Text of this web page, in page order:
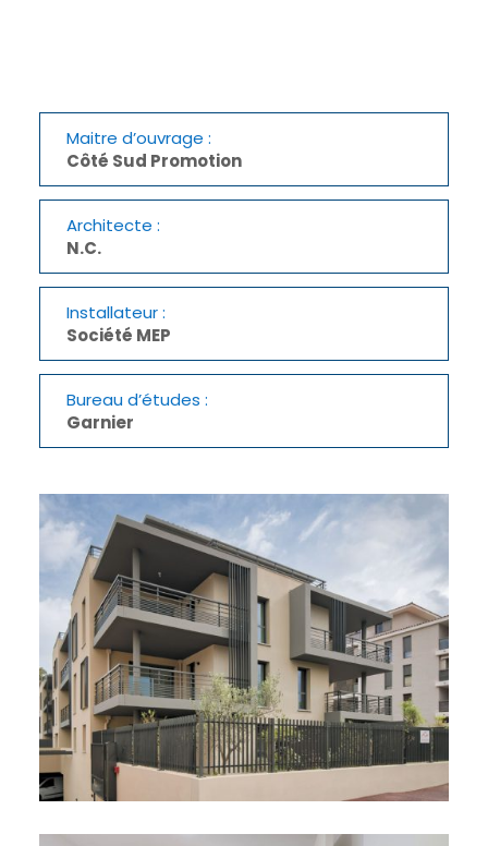
Maitre d’ouvrage :
Côté Sud Promotion
Architecte :
N.C.
Installateur :
Société MEP
Bureau d’études :
Garnier